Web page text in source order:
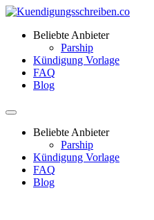
Beliebte Anbieter
Parship
Kündigung Vorlage
FAQ
Blog
Beliebte Anbieter
Parship
Kündigung Vorlage
FAQ
Blog